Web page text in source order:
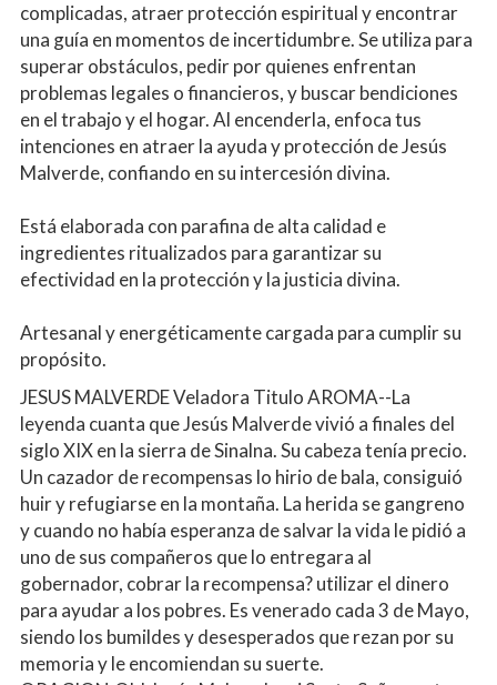
complicadas, atraer protección espiritual y encontrar
una guía en momentos de incertidumbre. Se utiliza para
superar obstáculos, pedir por quienes enfrentan
problemas legales o financieros, y buscar bendiciones
en el trabajo y el hogar. Al encenderla, enfoca tus
intenciones en atraer la ayuda y protección de Jesús
Malverde, confiando en su intercesión divina.
Está elaborada con parafina de alta calidad e
ingredientes ritualizados para garantizar su
efectividad en la protección y la justicia divina.
Artesanal y energéticamente cargada para cumplir su
propósito.
JESUS MALVERDE Veladora Titulo AROMA--La
leyenda cuanta que Jesús Malverde vivió a finales del
siglo XIX en la sierra de Sinalna. Su cabeza tenía precio.
Un cazador de recompensas lo hirio de bala, consiguió
huir y refugiarse en la montaña. La herida se gangreno
y cuando no había esperanza de salvar la vida le pidió a
uno de sus compañeros que lo entregara al
gobernador, cobrar la recompensa? utilizar el dinero
para ayudar a los pobres. Es venerado cada 3 de Mayo,
siendo los bumildes y desesperados que rezan por su
memoria y le encomiendan su suerte.